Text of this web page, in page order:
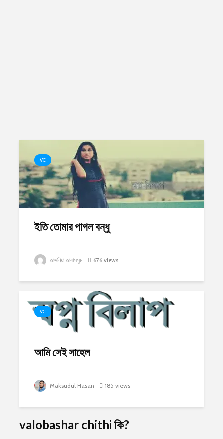
VC
ইতি তোমার পাগল বন্ধু
তাসনিয়া তাবাসসুম 676 views
VC
আমি সেই সাহেল
Maksudul Hasan 185 views
valobashar chithi কি?